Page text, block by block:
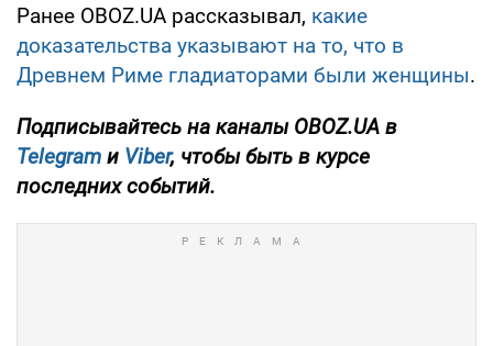
Ранее OBOZ.UA рассказывал, какие
доказательства указывают на то, что в
Древнем Риме гладиаторами были женщины.
Подписывайтесь на каналы OBOZ.UA в
Telegram и Viber, чтобы быть в курсе
последних событий.